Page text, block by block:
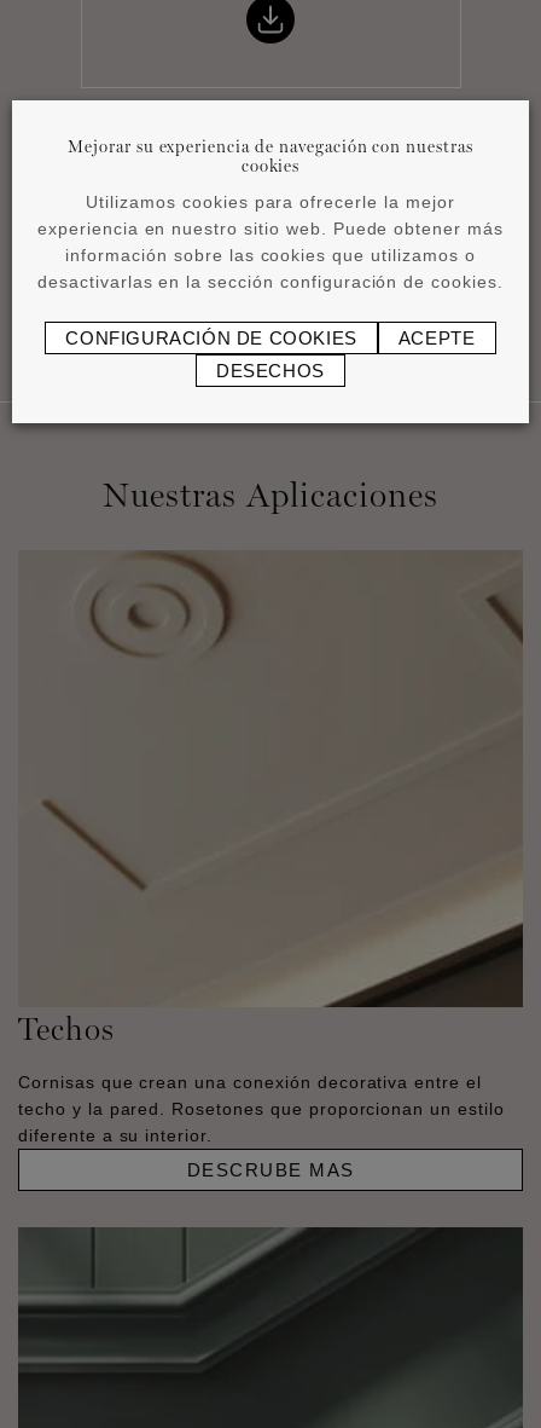
Instrucciones de
instalación
pdf 1,23 MB
Nuestras Aplicaciones
Techos
Cornisas que crean una conexión decorativa entre el
techo y la pared. Rosetones que proporcionan un estilo
diferente a su interior.
DESCRUBE MAS
Mejorar su experiencia de navegación con nuestras
cookies
Utilizamos cookies para ofrecerle la mejor
experiencia en nuestro sitio web. Puede obtener más
información sobre las cookies que utilizamos o
desactivarlas en la sección configuración de cookies.
CONFIGURACIÓN DE COOKIES
ACEPTE
DESECHOS